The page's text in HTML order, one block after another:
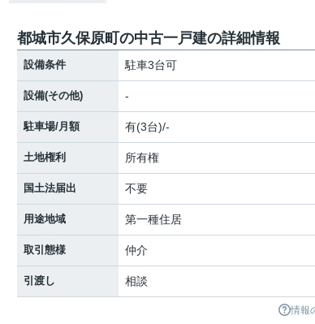
都城市久保原町の中古一戸建の詳細情報
設備条件 駐車3台可
設備(その他) -
駐車場/月額 有(3台)/-
土地権利 所有権
国土法届出 不要
用途地域 第一種住居
取引態様 仲介
引渡し 相談
情報